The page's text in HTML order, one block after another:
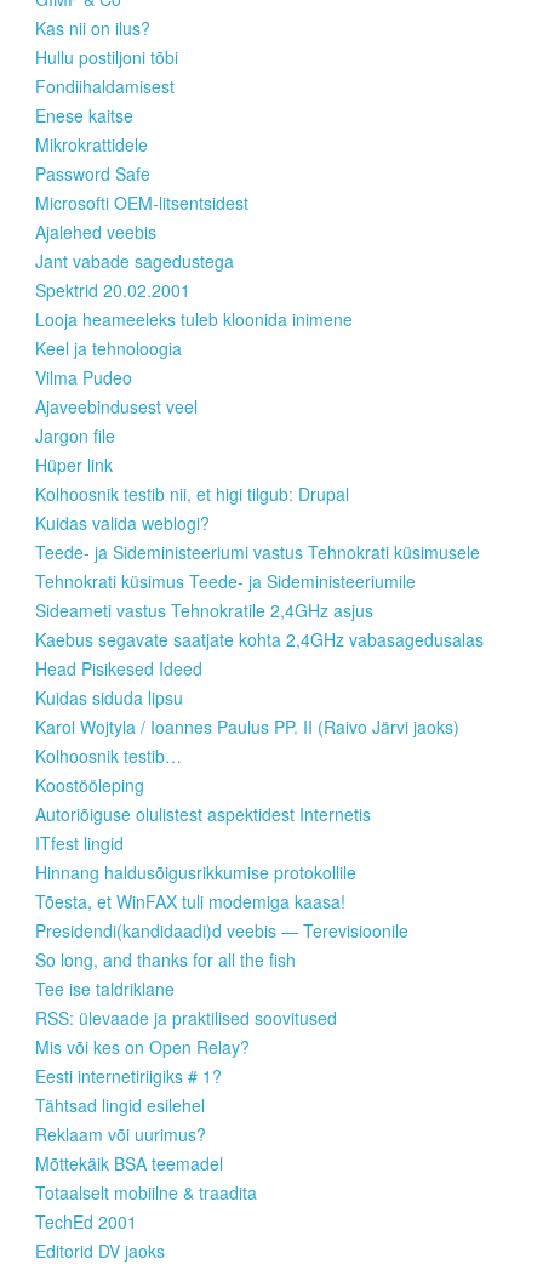
Kas nii on ilus?
Hullu postiljoni tõbi
Fondiihaldamisest
Enese kaitse
Mikrokrattidele
Password Safe
Microsofti OEM-litsentsidest
Ajalehed veebis
Jant vabade sagedustega
Spektrid 20.02.2001
Looja heameeleks tuleb kloonida inimene
Keel ja tehnoloogia
Vilma Pudeo
Ajaveebindusest veel
Jargon file
Hüper link
Kolhoosnik testib nii, et higi tilgub: Drupal
Kuidas valida weblogi?
Teede- ja Sideministeeriumi vastus Tehnokrati küsimusele
Tehnokrati küsimus Teede- ja Sideministeeriumile
Sideameti vastus Tehnokratile 2,4GHz asjus
Kaebus segavate saatjate kohta 2,4GHz vabasagedusalas
Head Pisikesed Ideed
Kuidas siduda lipsu
Karol Wojtyla / Ioannes Paulus PP. II (Raivo Järvi jaoks)
Kolhoosnik testib…
Koostööleping
Autoriõiguse olulistest aspektidest Internetis
ITfest lingid
Hinnang haldusõigusrikkumise protokollile
Tõesta, et WinFAX tuli modemiga kaasa!
Presidendi(kandidaadi)d veebis — Terevisioonile
So long, and thanks for all the fish
Tee ise taldriklane
RSS: ülevaade ja praktilised soovitused
Mis või kes on Open Relay?
Eesti internetiriigiks # 1?
Tähtsad lingid esilehel
Reklaam või uurimus?
Mõttekäik BSA teemadel
Totaalselt mobiilne & traadita
TechEd 2001
Editorid DV jaoks